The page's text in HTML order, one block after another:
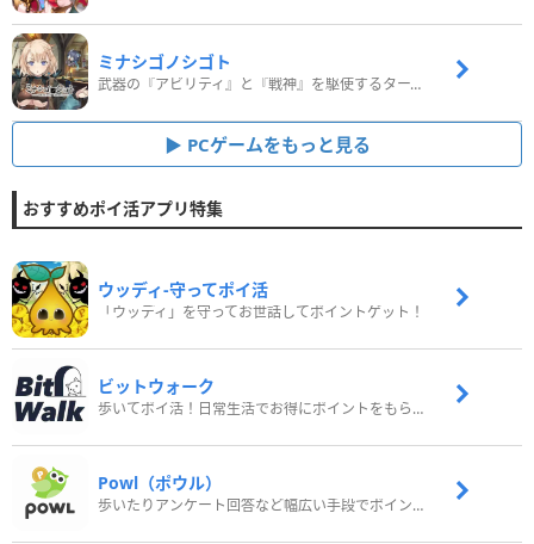
ミナシゴノシゴト
武器の『アビリティ』と『戦神』を駆使するターン制コマンドバトルRPG！
PCゲームをもっと見る
おすすめポイ活アプリ特集
ウッディ‐守ってポイ活
「ウッディ」を守ってお世話してポイントゲット！
ビットウォーク
歩いてポイ活！日常生活でお得にポイントをもらおう
Powl（ポウル）
歩いたりアンケート回答など幅広い手段でポイントをゲット